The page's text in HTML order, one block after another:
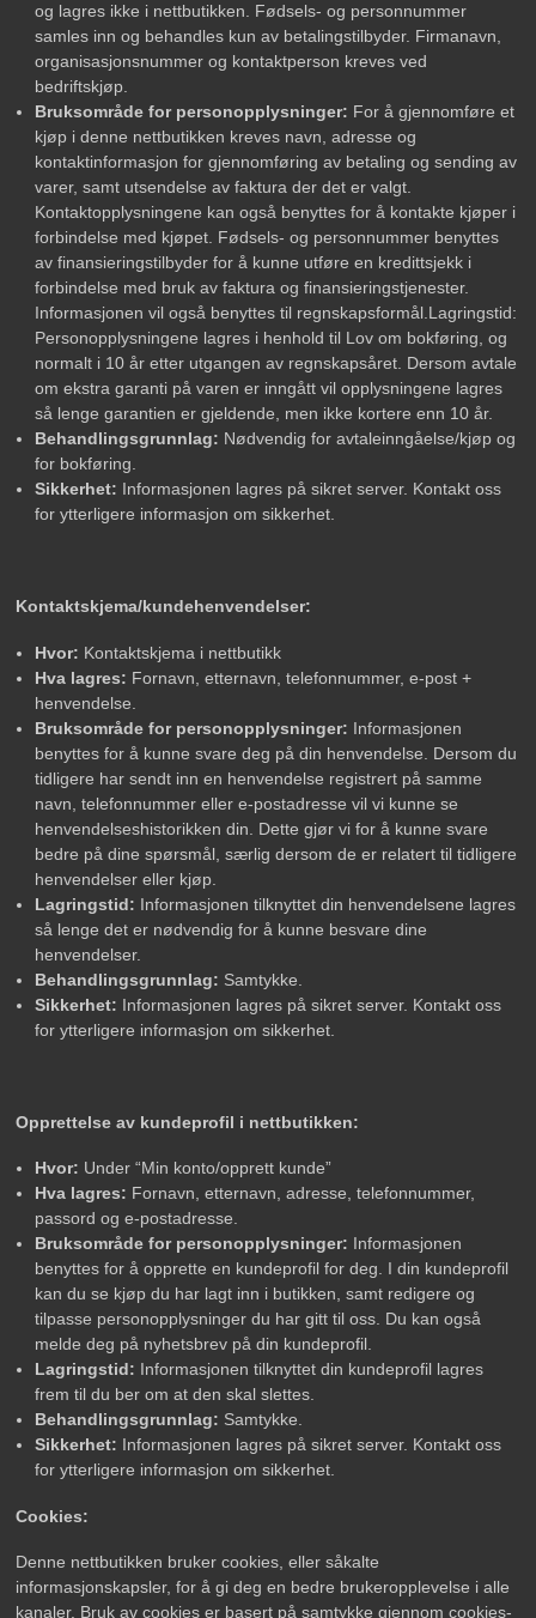
og lagres ikke i nettbutikken. Fødsels- og personnummer
samles inn og behandles kun av betalingstilbyder. Firmanavn,
organisasjonsnummer og kontaktperson kreves ved
bedriftskjøp.
Bruksområde for personopplysninger: For å gjennomføre et
kjøp i denne nettbutikken kreves navn, adresse og
kontaktinformasjon for gjennomføring av betaling og sending av
varer, samt utsendelse av faktura der det er valgt.
Kontaktopplysningene kan også benyttes for å kontakte kjøper i
forbindelse med kjøpet. Fødsels- og personnummer benyttes
av finansieringstilbyder for å kunne utføre en kredittsjekk i
forbindelse med bruk av faktura og finansieringstjenester.
Informasjonen vil også benyttes til regnskapsformål.Lagringstid:
Personopplysningene lagres i henhold til Lov om bokføring, og
normalt i 10 år etter utgangen av regnskapsåret. Dersom avtale
om ekstra garanti på varen er inngått vil opplysningene lagres
så lenge garantien er gjeldende, men ikke kortere enn 10 år.
Behandlingsgrunnlag: Nødvendig for avtaleinngåelse/kjøp og
for bokføring.
Sikkerhet: Informasjonen lagres på sikret server. Kontakt oss
for ytterligere informasjon om sikkerhet.
Kontaktskjema/kundehenvendelser:
Hvor: Kontaktskjema i nettbutikk
Hva lagres: Fornavn, etternavn, telefonnummer, e-post +
henvendelse.
Bruksområde for personopplysninger: Informasjonen
benyttes for å kunne svare deg på din henvendelse. Dersom du
tidligere har sendt inn en henvendelse registrert på samme
navn, telefonnummer eller e-postadresse vil vi kunne se
henvendelseshistorikken din. Dette gjør vi for å kunne svare
bedre på dine spørsmål, særlig dersom de er relatert til tidligere
henvendelser eller kjøp.
Lagringstid: Informasjonen tilknyttet din henvendelsene lagres
så lenge det er nødvendig for å kunne besvare dine
henvendelser.
Behandlingsgrunnlag: Samtykke.
Sikkerhet: Informasjonen lagres på sikret server. Kontakt oss
for ytterligere informasjon om sikkerhet.
Opprettelse av kundeprofil i nettbutikken:
Hvor: Under “Min konto/opprett kunde”
Hva lagres: Fornavn, etternavn, adresse, telefonnummer,
passord og e-postadresse.
Bruksområde for personopplysninger: Informasjonen
benyttes for å opprette en kundeprofil for deg. I din kundeprofil
kan du se kjøp du har lagt inn i butikken, samt redigere og
tilpasse personopplysninger du har gitt til oss. Du kan også
melde deg på nyhetsbrev på din kundeprofil.
Lagringstid: Informasjonen tilknyttet din kundeprofil lagres
frem til du ber om at den skal slettes.
Behandlingsgrunnlag: Samtykke.
Sikkerhet: Informasjonen lagres på sikret server. Kontakt oss
for ytterligere informasjon om sikkerhet.
Cookies:
Denne nettbutikken bruker cookies, eller såkalte
informasjonskapsler, for å gi deg en bedre brukeropplevelse i alle
kanaler. Bruk av cookies er basert på samtykke gjennom cookies-